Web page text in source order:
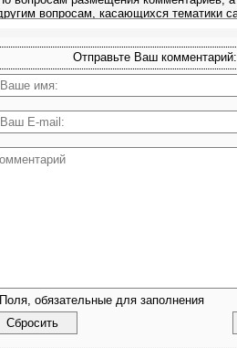
Отправьте Ваш комментарий:
Поля, обязательные для заполнения